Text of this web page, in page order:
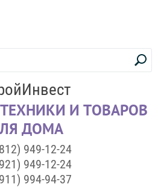
И ТОВАРОВ
ДОМА
949-12-24
949-12-24
994-94-37